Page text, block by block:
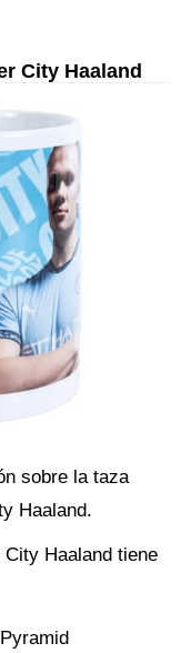
City Haaland
sobre la taza
Haaland.
Haaland tiene